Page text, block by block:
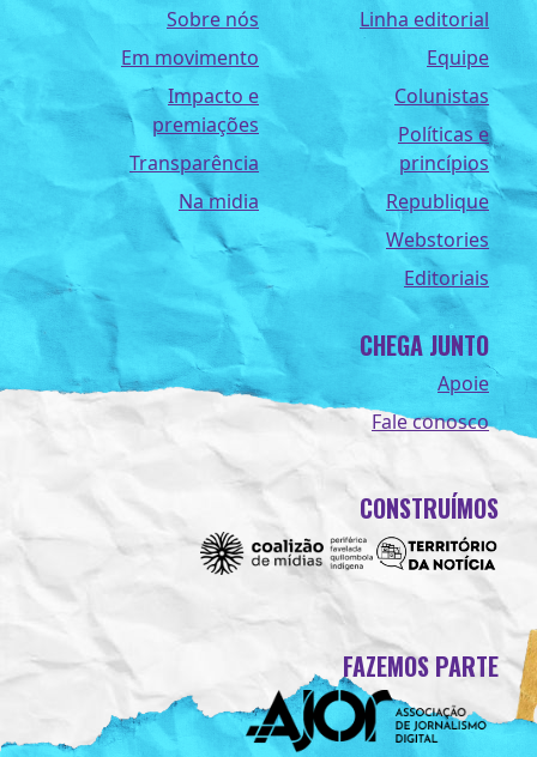
Sobre nós
Em movimento
Impacto e
premiações
Transparência
Na midia
Linha editorial
Equipe
Colunistas
Políticas e
princípios
Republique
Webstories
Editoriais
CHEGA JUNTO
Apoie
Fale conosco
CONSTRUÍMOS
FAZEMOS PARTE